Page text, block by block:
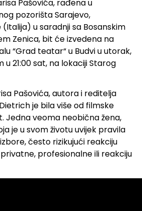
Pašovića, rađena u
pozorišta Sarajevo,
u saradnji sa Bosanskim
Zenica, bit će izvedena na
“Grad teatar“ u Budvi u utorak,
u 21:00 sat, na lokaciji Starog
Pašovića, autora i reditelja
je bila više od filmske
Jedna veoma neobična žena,
je u svom životu uvijek pravila
često rizikujući reakciju
profesionalne ili reakciju